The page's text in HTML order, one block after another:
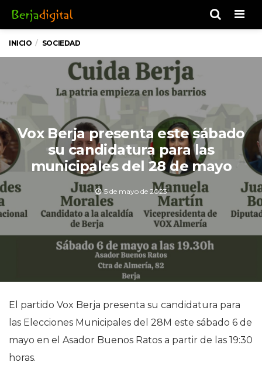
INICIO SOCIEDAD
Vox Berja presenta este sábado
su candidatura para las
municipales del 28 de mayo
5 de mayo de 2023
El partido Vox Berja presenta su candidatura para
las Elecciones Municipales del 28M este sábado 6 de
mayo en el Asador Buenos Ratos a partir de las 19:30
horas.